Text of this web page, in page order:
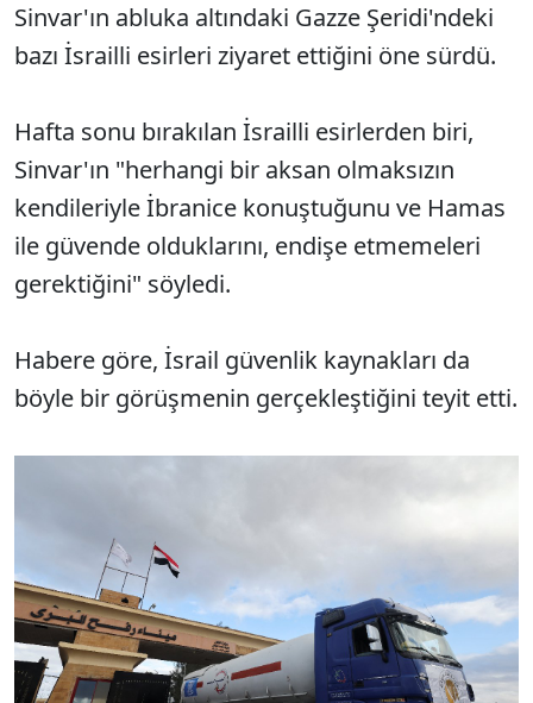
Sinvar'ın abluka altındaki Gazze Şeridi'ndeki
bazı İsrailli esirleri ziyaret ettiğini öne sürdü.
Hafta sonu bırakılan İsrailli esirlerden biri,
Sinvar'ın "herhangi bir aksan olmaksızın
kendileriyle İbranice konuştuğunu ve Hamas
ile güvende olduklarını, endişe etmemeleri
gerektiğini" söyledi.
Habere göre, İsrail güvenlik kaynakları da
böyle bir görüşmenin gerçekleştiğini teyit etti.